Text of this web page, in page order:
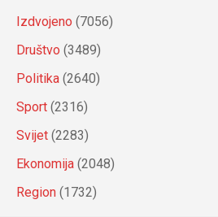
Izdvojeno (7056)
Društvo (3489)
Politika (2640)
Sport (2316)
Svijet (2283)
Ekonomija (2048)
Region (1732)